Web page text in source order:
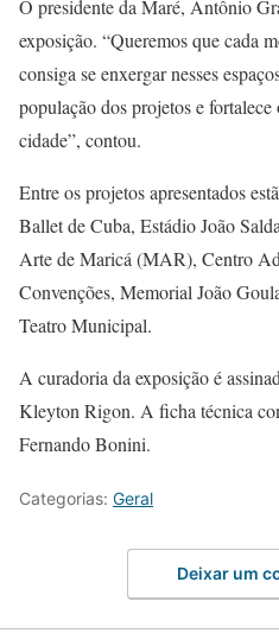
O presidente da Maré, Antônio
exposição. “Queremos que cada
consiga se enxergar nesses
população dos projetos e
cidade”, contou.
Entre os projetos apresentados
Ballet de Cuba, Estádio João
Arte de Maricá (MAR), Centro
Convenções, Memorial João
Teatro Municipal.
A curadoria da exposição é
Kleyton Rigon. A ficha técnica
Fernando Bonini.
Categorias: Geral
Deixar um